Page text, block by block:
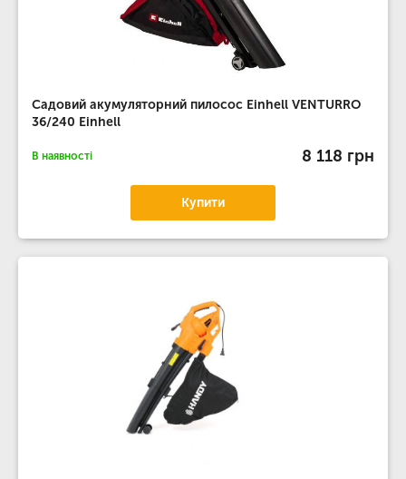
Садовий акумуляторний пилосос Einhell VENTURRO
36/240 Einhell
В наявності 8 118 грн
Купити